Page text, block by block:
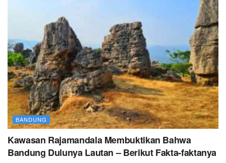
BANDUNG
Kawasan Rajamandala Membuktikan Bahwa
Bandung Dulunya Lautan – Berikut Fakta-faktanya